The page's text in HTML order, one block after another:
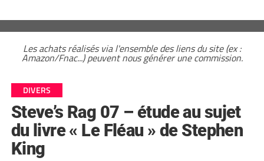
Les achats réalisés via l'ensemble des liens du site (ex :
Amazon/Fnac...) peuvent nous générer une commission.
DIVERS
Steve’s Rag 07 – étude au sujet
du livre « Le Fléau » de Stephen
King